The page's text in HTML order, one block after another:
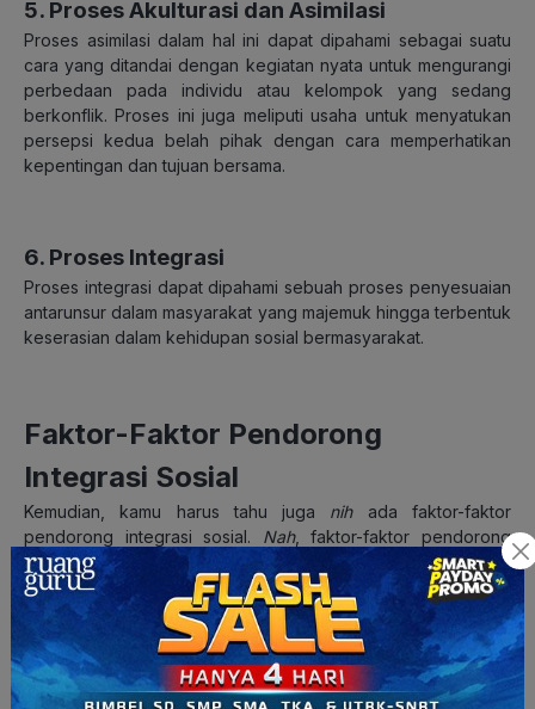
5. Proses Akulturasi dan Asimilasi
Proses asimilasi dalam hal ini dapat dipahami sebagai suatu
cara yang ditandai dengan kegiatan nyata untuk mengurangi
perbedaan pada individu atau kelompok yang sedang
berkonflik. Proses ini juga meliputi usaha untuk menyatukan
persepsi kedua belah pihak dengan cara memperhatikan
kepentingan dan tujuan bersama.
6. Proses Integrasi
Proses integrasi dapat dipahami sebuah proses penyesuaian
antarunsur dalam masyarakat yang majemuk hingga terbentuk
keserasian dalam kehidupan sosial bermasyarakat.
Faktor-Faktor Pendorong
Integrasi Sosial
Kemudian, kamu harus tahu juga nihada faktor-faktor
pendorong integrasi sosial. Nah, faktor-faktor pendorong
integrasi sosial antara lain:
Toleransi terhadap perbedaan
Kesempatan yang seimbang dalam bidang ekonomi
Sikap saling menghargai orang lain
Sikap terbuka dari golongan yang berkuasa dalam